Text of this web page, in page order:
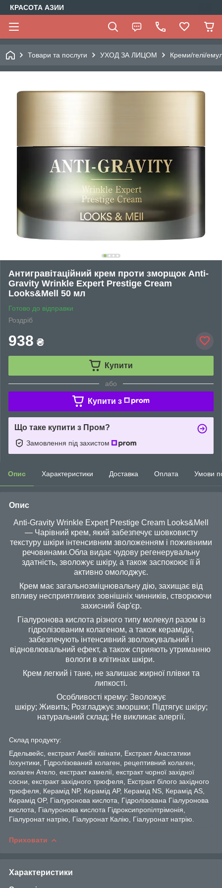
КРАСОТА АЗИИ
Товари та послуги УХОД ЗА ЛИЦОМ Креми/гелі/
Антигравітаційний крем проти зморщок Anti-
Gravity Wrinkle Expert Prestige Cream
Looks&Mell 50 мл
Готово до відправки
Роздріб
938 ₴
Купити
або
Купити з
Що таке купити з Пром?
Замовлення під захистом
Опис Характеристики Доставка Оплата Умови
Опис
Anti-Gravity Wrinkle Expert Prestige Cream Looks&Mell
— Чарівний крем, який забезпечує шовковисту
текстуру шкіри інтенсивним зволоженням і поживними
речовинами.Обла видає чудову регенерувальну
здатність, зволожує шкіру, а також заспокоює її й
активно омолоджує.
Крем має загальнозміцнювальну дію, захищає від
впливу несприятливих зовнішніх чинників, створюючи
захисний бар'єр.
Гіалуронова кислота різного типу молекул разом із
гідролізованим колагеном, а також кераміди,
забезпечують інтенсивний зволожувальний і
відновлювальний ефект, а також сприяють утриманню
вологи в клітинах шкіри.
Крем легкий і тане, не залишає жирної плівки та
липкості.
Особливості крему: Зволожує
шкіру; Живить; Розгладжує зморшки; Підтягує шкіру;
натуральний склад; Не викликає алергії.
Склад продукту:
Едельвейс, екстракт Акебії квінати, Екстракт Анастатики
Іохунтики, Гідролізований колаген, рецептивний колаген,
колаген Атело, екстракт камелії, екстракт чорної західної
сосни, екстракт західного трюфеля, Екстракт білого західного
трюфеля, Керамід NP, Керамід AP, Керамід NS, Керамід AS,
Керамід OP, Гіалуронова кислота, Гідролізована Гіалуронова
кислота, Гіалуронова кислота Гідроксипропілтрімонія,
Гіалуронат натрію, Гіалуронат Калію, Гіалуронат натрію.
Приховати
Характеристики